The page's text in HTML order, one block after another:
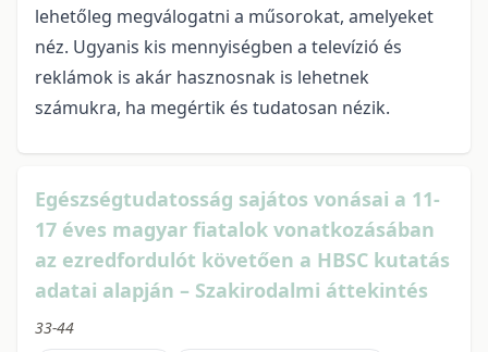
lehetőleg megválogatni a műsorokat, amelyeket
néz. Ugyanis kis mennyiségben a televízió és
reklámok is akár hasznosnak is lehetnek
számukra, ha megértik és tudatosan nézik.
Egészségtudatosság sajátos vonásai a 11-
17 éves magyar fiatalok vonatkozásában
az ezredfordulót követően a HBSC kutatás
adatai alapján – Szakirodalmi áttekintés
33-44